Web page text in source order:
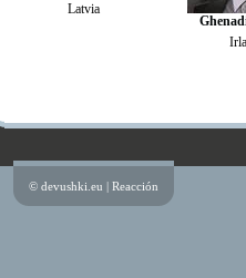
Latvia
© devushki.eu | Reacción